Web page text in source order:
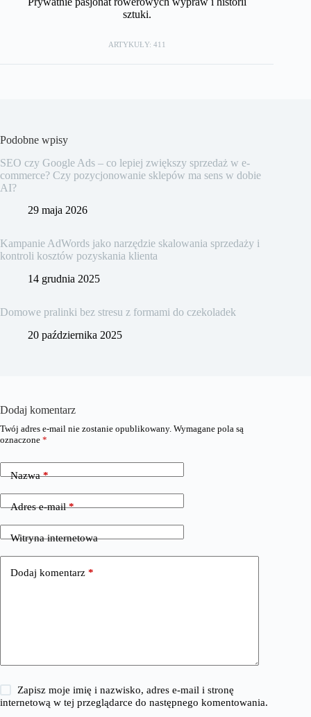
sztuki.
ARTYKUŁY: 411
Podobne wpisy
SEO czy Google Ads – co lepiej zwiększy sprzedaż w e-
commerce? Czy pozycjonowanie sklepów ma sens w dobie
AI?
29 maja 2026
Kampanie AdWords jako narzędzie skalowania sprzedaży i
kontroli kosztów pozyskania klienta
14 grudnia 2025
Domowe pralinki bez stresu z formami do czekoladek
20 października 2025
Dodaj komentarz
Twój adres e-mail nie zostanie opublikowany. Wymagane pola są
oznaczone *
Nazwa*
Adres e-mail*
Witryna internetowa
Dodaj komentarz *
Zapisz moje imię i nazwisko, adres e-mail i stronę
internetową w tej przeglądarce do następnego komentowania.